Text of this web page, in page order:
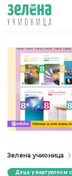
Зелена учионица
Деца у виртуелном